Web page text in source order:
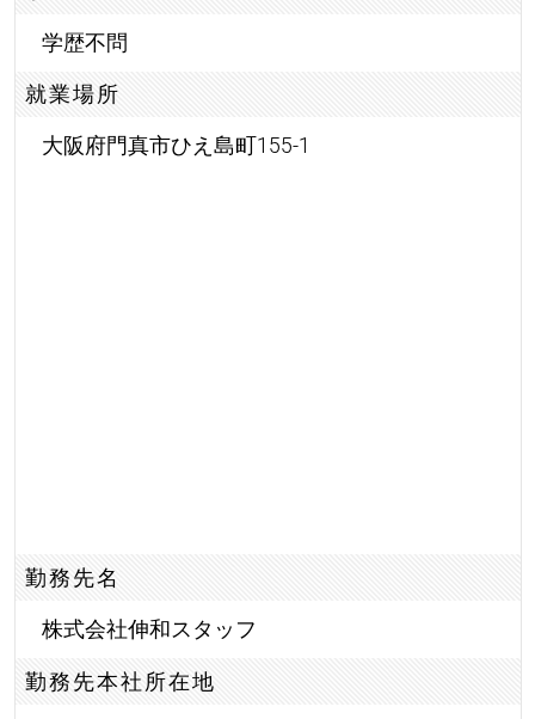
学歴不問
就業場所
大阪府門真市ひえ島町155-1
勤務先名
株式会社伸和スタッフ
勤務先本社所在地